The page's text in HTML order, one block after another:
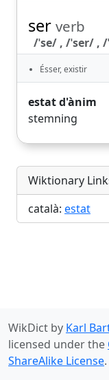
ser verb
/ˈse/ , /ˈser/ , /
Ésser, existir
estat d'ànim
stemning
Wiktionary
català: estat
WikDict by Karl
licensed under the
ShareAlike License.